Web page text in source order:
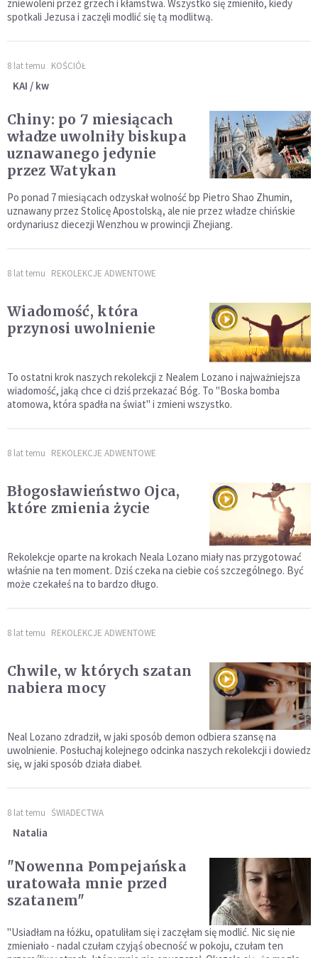
zniewoleni przez grzech i kłamstwa. Wszystko się zmieniło, kiedy
spotkali Jezusa i zaczęli modlić się tą modlitwą.
8 lat temu KOŚCIÓŁ
KAI / kw
Chiny: po 7 miesiącach
władze uwolniły biskupa
uznawanego jedynie
przez Watykan
Po ponad 7 miesiącach odzyskał wolność bp Pietro Shao Zhumin,
uznawany przez Stolicę Apostolską, ale nie przez władze chińskie
ordynariusz diecezji Wenzhou w prowincji Zhejiang.
8 lat temu REKOLEKCJE ADWENTOWE
Wiadomość, która
przynosi uwolnienie
To ostatni krok naszych rekolekcji z Nealem Lozano i najważniejsza
wiadomość, jaką chce ci dziś przekazać Bóg. To "Boska bomba
atomowa, która spadła na świat" i zmieni wszystko.
8 lat temu REKOLEKCJE ADWENTOWE
Błogosławieństwo Ojca,
które zmienia życie
Rekolekcje oparte na krokach Neala Lozano miały nas przygotować
właśnie na ten moment. Dziś czeka na ciebie coś szczególnego. Być
może czekałeś na to bardzo długo.
8 lat temu REKOLEKCJE ADWENTOWE
Chwile, w których szatan
nabiera mocy
Neal Lozano zdradził, w jaki sposób demon odbiera szansę na
uwolnienie. Posłuchaj kolejnego odcinka naszych rekolekcji i dowiedz
się, w jaki sposób działa diabeł.
8 lat temu ŚWIADECTWA
Natalia
"Nowenna Pompejańska
uratowała mnie przed
szatanem"
"Usiadłam na łóżku, opatuliłam się i zaczęłam się modlić. Nic się nie
zmieniało - nadal czułam czyjąś obecność w pokoju, czułam ten